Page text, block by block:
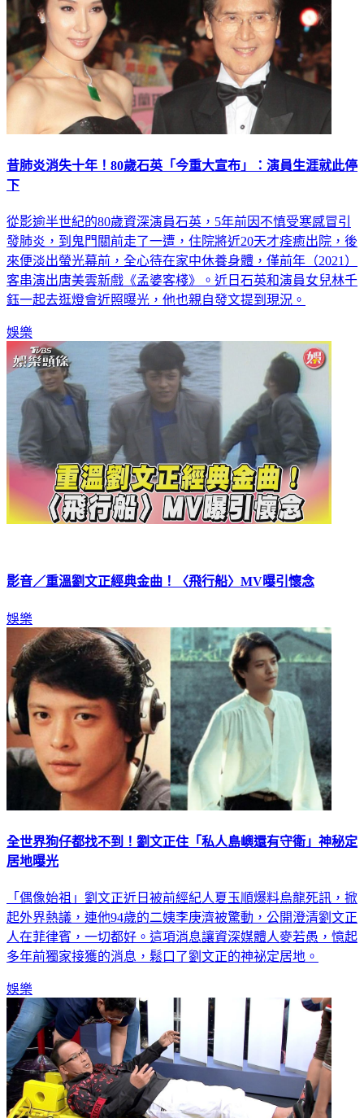
昔肺炎消失十年！80歲石英「今重大宣布」：演員生涯就此停
下
從影逾半世紀的80歲資深演員石英，5年前因不慎受寒感冒引
發肺炎，到鬼門關前走了一遭，住院將近20天才痊癒出院，後
來便淡出螢光幕前，全心待在家中休養身體，僅前年（2021）
客串演出唐美雲新戲《孟婆客棧》。近日石英和演員女兒林千
鈺一起去逛燈會近照曝光，他也親自發文提到現況。
娛樂
影音／重溫劉文正經典金曲！〈飛行船〉MV曝引懷念
娛樂
全世界狗仔都找不到！劉文正住「私人島嶼還有守衛」神秘定
居地曝光
「偶像始祖」劉文正近日被前經紀人夏玉順爆料烏龍死訊，掀
起外界熱議，連他94歲的二姨李庚濟被驚動，公開澄清劉文正
人在菲律賓，一切都好。這項消息讓資深媒體人麥若愚，憶起
多年前獨家接獲的消息，鬆口了劉文正的神祕定居地。
娛樂